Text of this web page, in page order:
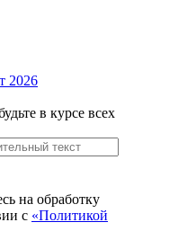
2026
в курсе всех
на обработку
с «Политикой